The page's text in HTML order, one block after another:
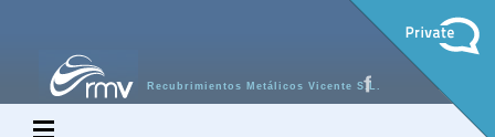
Recubrimientos Metálicos Vicente S.L.